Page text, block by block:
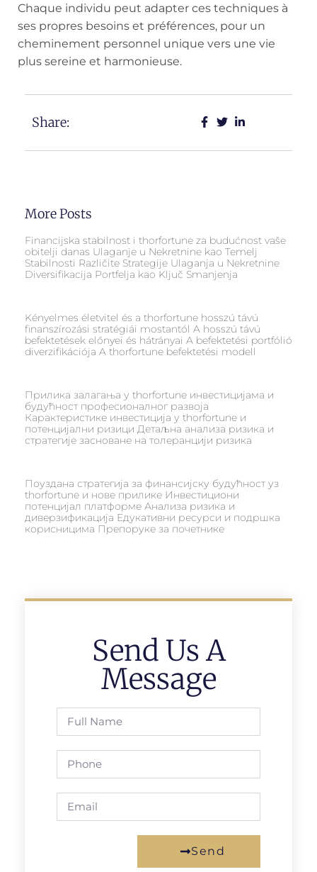
Chaque individu peut adapter ces techniques à
ses propres besoins et préférences, pour un
cheminement personnel unique vers une vie
plus sereine et harmonieuse.
Share:
More Posts
Financijska stabilnost i thorfortune za budućnost vaše
obitelji danas Ulaganje u Nekretnine kao Temelj
Stabilnosti Različite Strategije Ulaganja u Nekretnine
Diversifikacija Portfelja kao Ključ Smanjenja
Kényelmes életvitel és a thorfortune hosszú távú
finanszírozási stratégiái mostantól A hosszú távú
befektetések előnyei és hátrányai A befektetési portfólió
diverzifikációja A thorfortune befektetési modell
Прилика залагања у thorfortune инвестицијама и
будућност професионалног развоја
Карактеристике инвестиција у thorfortune и
потенцијални ризици Детаљна анализа ризика и
стратегије засноване на толеранцији ризика
Поуздана стратегија за финансијску будућност уз
thorfortune и нове прилике Инвестициони
потенцијал платформе Анализа ризика и
диверзификација Едукативни ресурси и подршка
корисницима Препоруке за почетнике
Send Us A
Message
Send